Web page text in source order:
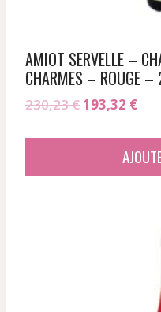
AMIOT SERVELLE –
CHARMES – ROUGE
230,23€Le
193,32 €Le
est